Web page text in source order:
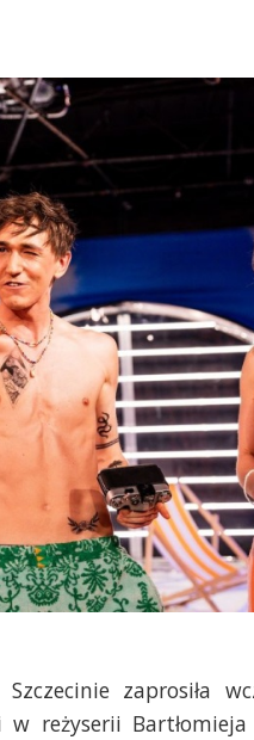
zaprosiła
reżyserii Bartłomieja